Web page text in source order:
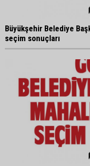
Büyükşehir Belediye
seçim sonuçları